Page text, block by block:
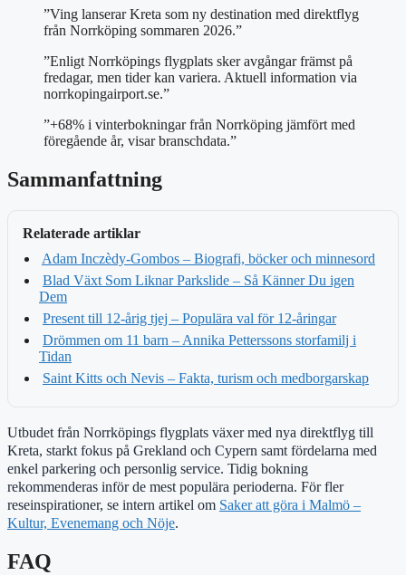
”Ving lanserar Kreta som ny destination med direktflyg
från Norrköping sommaren 2026.”
”Enligt Norrköpings flygplats sker avgångar främst på
fredagar, men tider kan variera. Aktuell information via
norrkopingairport.se.”
”+68% i vinterbokningar från Norrköping jämfört med
föregående år, visar branschdata.”
Sammanfattning
Relaterade artiklar
Adam Inczèdy-Gombos – Biografi, böcker och minnesord
Blad Växt Som Liknar Parkslide – Så Känner Du igen
Dem
Present till 12-årig tjej – Populära val för 12-åringar
Drömmen om 11 barn – Annika Petterssons storfamilj i
Tidan
Saint Kitts och Nevis – Fakta, turism och medborgarskap
Utbudet från Norrköpings flygplats växer med nya direktflyg till
Kreta, starkt fokus på Grekland och Cypern samt fördelarna med
enkel parkering och personlig service. Tidig bokning
rekommenderas inför de mest populära perioderna. För fler
reseinspirationer, se intern artikel om Saker att göra i Malmö –
Kultur, Evenemang och Nöje.
FAQ